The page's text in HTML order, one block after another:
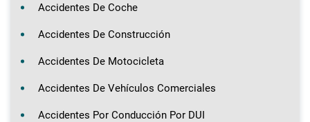
Accidentes De Coche
Accidentes De Construcción
Accidentes De Motocicleta
Accidentes De Vehículos Comerciales
Accidentes Por Conducción Por DUI